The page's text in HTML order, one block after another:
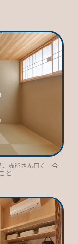
赤熊さん曰く「今
と